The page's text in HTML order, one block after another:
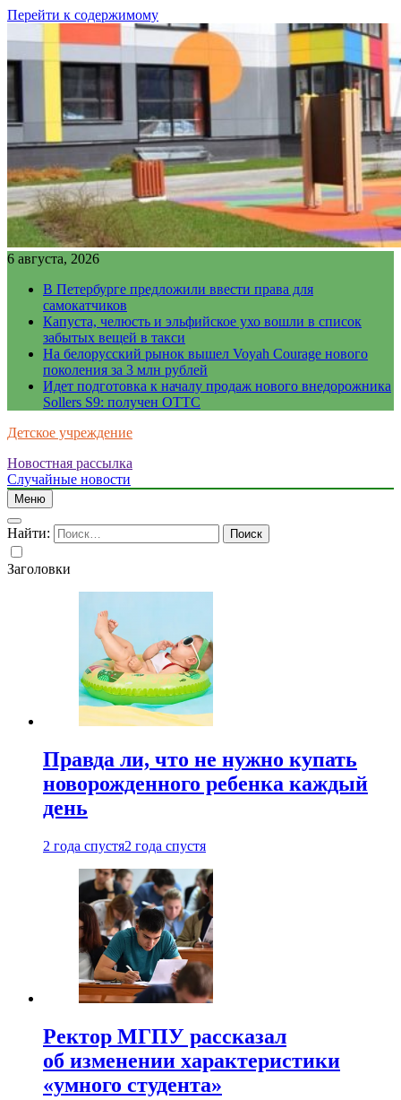
Перейти к содержимому
6 августа, 2026
В Петербурге предложили ввести права для
самокатчиков
Капуста, челюсть и эльфийское ухо вошли в список
забытых вещей в такси
На белорусский рынок вышел Voyah Courage нового
поколения за 3 млн рублей
Идет подготовка к началу продаж нового внедорожника
Sollers S9: получен ОТТС
Детское учреждение
Новостная рассылка
Случайные новости
Меню
Найти:
Заголовки
Правда ли, что не нужно купать
новорожденного ребенка каждый
день
2 года спустя2 года спустя
Ректор МГПУ рассказал
об изменении характеристики
«умного студента»